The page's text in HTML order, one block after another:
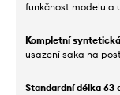
funkčnost modelu a
Kompletní
usazení saka na
Standardní délka 63